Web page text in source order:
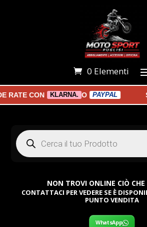
0 Elementi
CON KLARNA. O PAYPAL
Products
search
NON TROVI ONLINE CIÒ CHE
CONTATTACI PER VEDERE SE È
PUNTO VENDITA
WhatsApp